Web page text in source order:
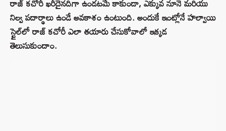
రాజ్ కచోరీ ఖరీదైనదిగా ఉండటమే కాకుండా, ఎక్కువ నూనె మరియు
నిల్వ పదార్థాలు ఉండే అవకాశం ఉంటుంది. అందుకే ఇంట్లోనే హల్వాయి
స్టైల్‌లో రాజ్ కచోరీ ఎలా తయారు చేసుకోవాలో ఇక్కడ
తెలుసుకుందాం.